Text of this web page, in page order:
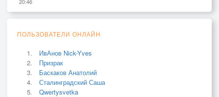
ПОЛЬЗОВАТЕЛИ ОНЛАЙН
ИвАнов Nick-Yves
Призрак
Баскаков Анатолий
Сталинградский Саша
Qwertysvetka